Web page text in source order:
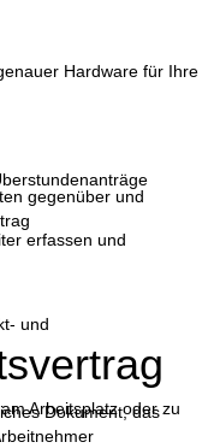
Hardware für Ihre
erfassen und
und
Arbeitsplatz oder zu
Dokument, das